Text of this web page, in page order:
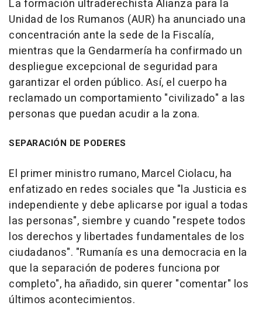
La formación ultraderechista Alianza para la
Unidad de los Rumanos (AUR) ha anunciado una
concentración ante la sede de la Fiscalía,
mientras que la Gendarmería ha confirmado un
despliegue excepcional de seguridad para
garantizar el orden público. Así, el cuerpo ha
reclamado un comportamiento "civilizado" a las
personas que puedan acudir a la zona.
SEPARACIÓN DE PODERES
El primer ministro rumano, Marcel Ciolacu, ha
enfatizado en redes sociales que "la Justicia es
independiente y debe aplicarse por igual a todas
las personas", siembre y cuando "respete todos
los derechos y libertades fundamentales de los
ciudadanos". "Rumanía es una democracia en la
que la separación de poderes funciona por
completo", ha añadido, sin querer "comentar" los
últimos acontecimientos.